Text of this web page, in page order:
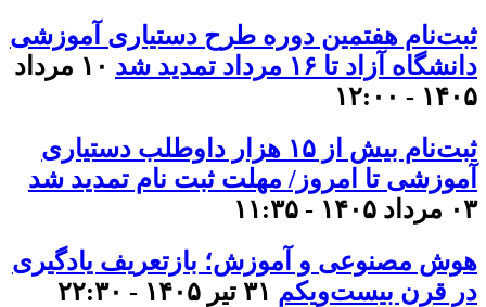
ثبت‌نام هفتمین دوره طرح دستیاری آموزشی
دانشگاه آزاد تا ۱۶ مرداد تمدید شد
۱۰ مرداد
۱۴۰۵ - ۱۲:۰۰
ثبت‌نام بیش از ۱۵ هزار داوطلب دستیاری
آموزشی تا امروز/ مهلت ثبت نام تمدید شد
۰۳ مرداد ۱۴۰۵ - ۱۱:۳۵
هوش مصنوعی و آموزش؛ بازتعریف یادگیری
در قرن بیست‌ویکم ۳۱ تیر ۱۴۰۵ - ۲۲:۳۰